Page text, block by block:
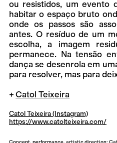
ou resistidos, um evento
habitar o espaço bruto
onde os passos são
antes. O resíduo de um
escolha, a imagem
permanece. Na tensão
dança se desenrola em
para resolver, mas para
Catol Teixeira
Catol Teixeira (Instagram)
https://www.catolteixeira.com/